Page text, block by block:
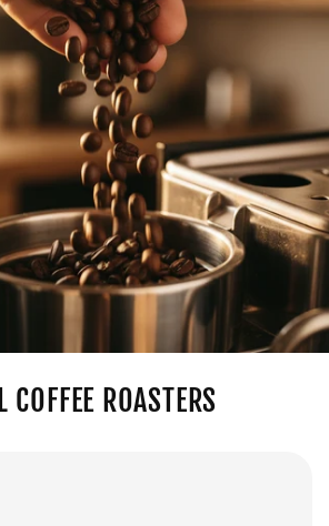
COFFEE ROASTERS